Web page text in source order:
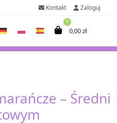
Kontakt Zaloguj
0
0,00zł
– Średni